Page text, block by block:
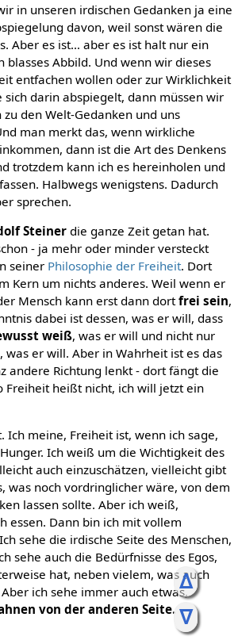
ᐃ
ᐁ
in unseren irdischen Gedanken ja eine
davon, weil sonst wären die
Aber es ist… aber es ist halt nur ein
blasses Abbild. Und wenn wir dieses
entfachen wollen oder zur Wirklichkeit
darin abspiegelt, dann müssen wir
den Welt-Gedanken und uns
man merkt das, wenn wirkliche
dann ist die Art des Denkens
trotzdem kann ich es hereinholen und
Halbwegs wenigstens. Dadurch
sprechen.
Steinerdie ganze Zeit getan hat.
- ja mehr oder minder versteckt
seiner Philosophie der Freiheit. Dort
Kern um nichts anderes. Weil wenn er
Mensch kann erst dann dortfrei sein,
dabei ist dessen, was er will, dass
weiß, was er will und nicht nur
was er will. Aber in Wahrheit ist es das
andere Richtung lenkt - dort fängt die
Freiheit heißt nicht, ich will jetzt ein
Ich meine, Freiheit ist, wenn ich sage,
Ich weiß um die Wichtigkeit des
auch einzuschätzen, vielleicht gibt
was noch vordringlicher wäre, von dem
lassen sollte. Aber ich weiß,
essen. Dann bin ich mit vollem
sehe die irdische Seite des Menschen,
sehe auch die Bedürfnisse des Egos,
hat, neben vielem, was auch
ich sehe immer auch etwas,
von der anderen Seite.